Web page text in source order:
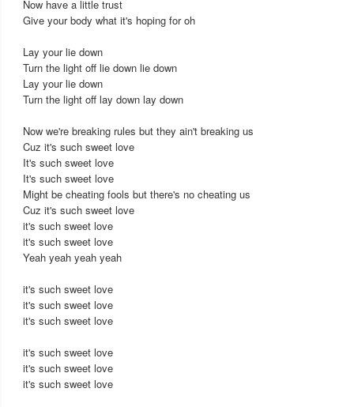
Now have a little trust
Give your body what it's hoping for oh
Lay your lie down
Turn the light off lie down lie down
Lay your lie down
Turn the light off lay down lay down
Now we're breaking rules but they ain't breaking us
Cuz it's such sweet love
It's such sweet love
It's such sweet love
Might be cheating fools but there's no cheating us
Cuz it's such sweet love
it's such sweet love
it's such sweet love
Yeah yeah yeah yeah
it's such sweet love
it's such sweet love
it's such sweet love
it's such sweet love
it's such sweet love
it's such sweet love